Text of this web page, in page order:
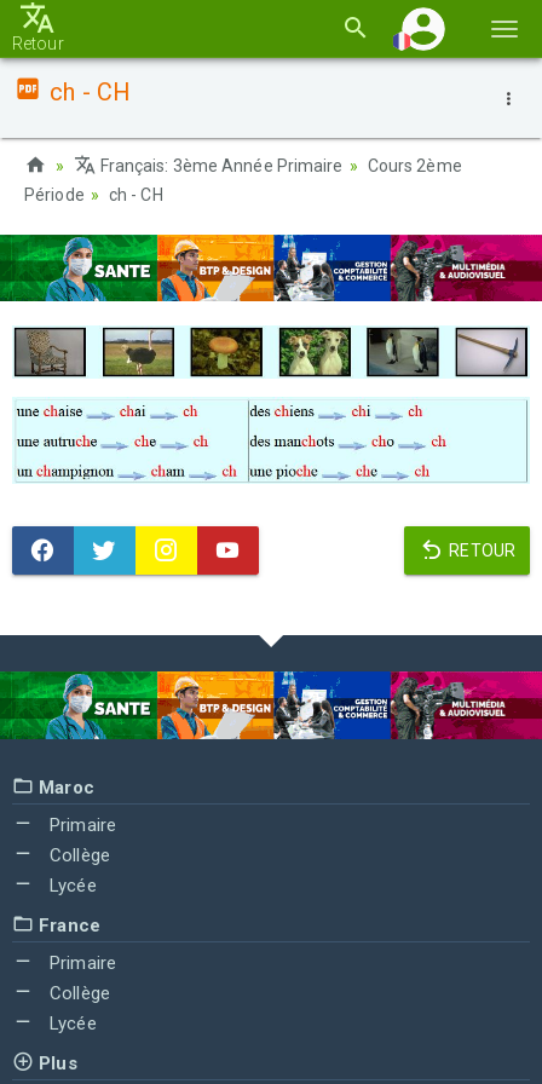
la
Retour
ch - CH
Français: 3ème Année Primaire
Cours 2ème
Période
ch - CH
RETOUR
Maroc
Primaire
Collège
Lycée
France
Primaire
Collège
Lycée
Plus